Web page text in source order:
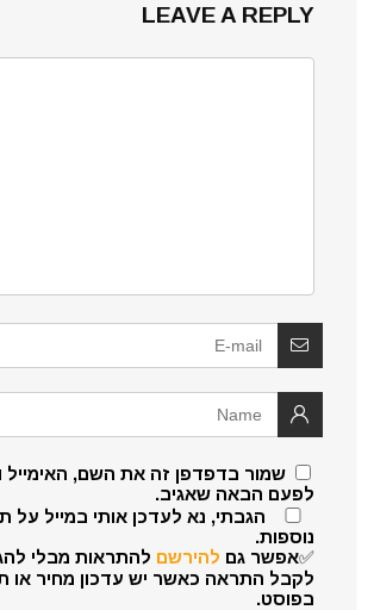
LEAVE A REPLY
שמור בדפדפן זה את השם, האימייל
לפעם הבאה שאגיב.
הגבתי, נא לעדכן אותי במייל על
נוספות.
✅אפשר גם להירשם להתראות מבלי
לקבל התראה כאשר יש עדכון מחיר או
בפוסט.